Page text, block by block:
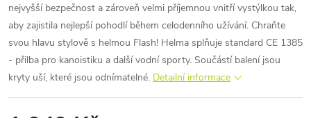
nejvyšší bezpečnost a zároveň velmi příjemnou vnitří vystýlkou tak,
aby zajistila nejlepší pohodlí během celodenního užívání. Chraňte
svou hlavu stylově s helmou Flash! Helma splňuje standard CE 1385
- přilba pro kanoistiku a další vodní sporty. Součástí balení jsou
kryty uší, které jsou odnímatelné. Detailní informace